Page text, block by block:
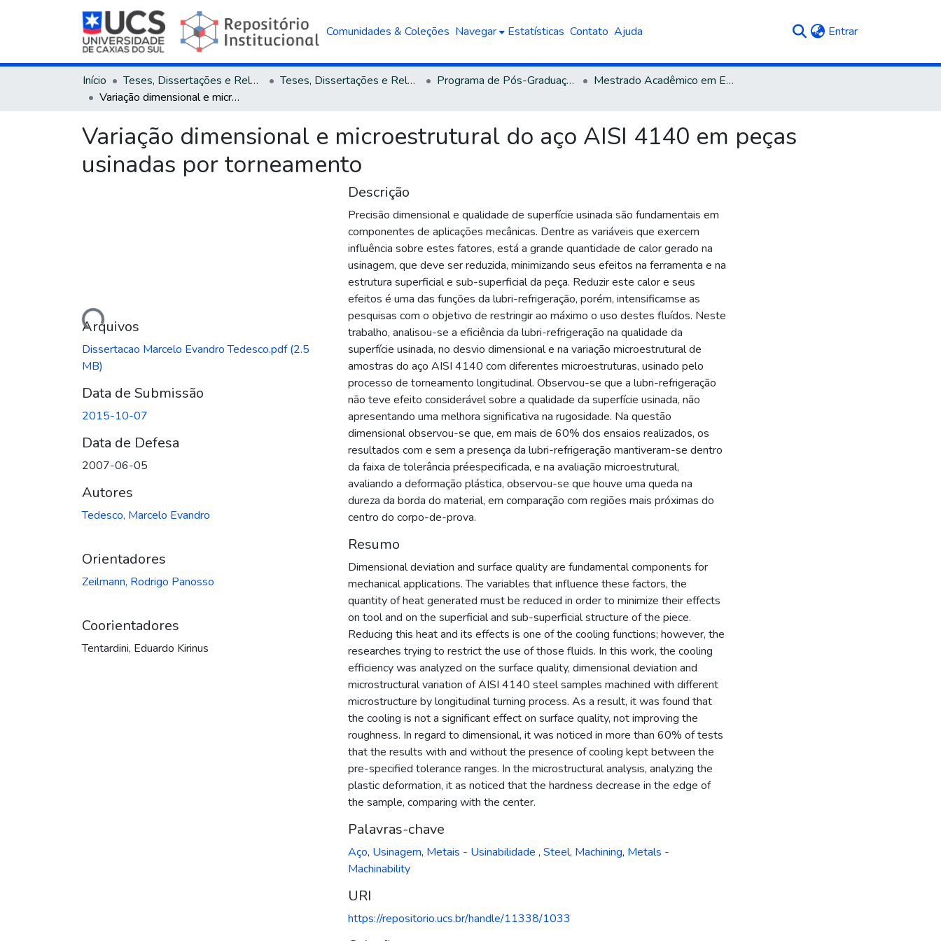
Comunidades & Coleções Navegar Estatísticas Contato Ajuda Entrar(current)
Início Teses, Dissertações e Relatórios Teses, Dissertações e Relatórios defendidos na UCS Programa de Pós-Graduação em Engenharia e Ciência dos Materiais
Mestrado Acadêmico em Engenharia e Ciência dos Materiais
Variação dimensional e microestrutural do aço AISI 4140 em peças usinadas por torneamento
Variação dimensional e microestrutural do aço AISI 4140 em peças
usinadas por torneamento
Carregando...
Arquivos
Dissertacao Marcelo Evandro Tedesco.pdf(2.5
MB)
Data de Submissão
2015-10-07
Data de Defesa
2007-06-05
Autores
Tedesco, Marcelo Evandro
Orientadores
Zeilmann, Rodrigo Panosso
Coorientadores
Tentardini, Eduardo Kirinus
Descrição
Precisão dimensional e qualidade de superfície usinada são fundamentais em
componentes de aplicações mecânicas. Dentre as variáveis que exercem
influência sobre estes fatores, está a grande quantidade de calor gerado na
usinagem, que deve ser reduzida, minimizando seus efeitos na ferramenta e na
estrutura superficial e sub-superficial da peça. Reduzir este calor e seus
efeitos é uma das funções da lubri-refrigeração, porém, intensificamse as
pesquisas com o objetivo de restringir ao máximo o uso destes fluídos. Neste
trabalho, analisou-se a eficiência da lubri-refrigeração na qualidade da
superfície usinada, no desvio dimensional e na variação microestrutural de
amostras do aço AISI 4140 com diferentes microestruturas, usinado pelo
processo de torneamento longitudinal. Observou-se que a lubri-refrigeração
não teve efeito considerável sobre a qualidade da superfície usinada, não
apresentando uma melhora significativa na rugosidade. Na questão
dimensional observou-se que, em mais de 60% dos ensaios realizados, os
resultados com e sem a presença da lubri-refrigeração mantiveram-se dentro
da faixa de tolerância préespecificada, e na avaliação microestrutural,
avaliando a deformação plástica, observou-se que houve uma queda na
dureza da borda do material, em comparação com regiões mais próximas do
centro do corpo-de-prova.
Resumo
Dimensional deviation and surface quality are fundamental components for
mechanical applications. The variables that influence these factors, the
quantity of heat generated must be reduced in order to minimize their effects
on tool and on the superficial and sub-superficial structure of the piece.
Reducing this heat and its effects is one of the cooling functions; however, the
researches trying to restrict the use of those fluids. In this work, the cooling
efficiency was analyzed on the surface quality, dimensional deviation and
microstructural variation of AISI 4140 steel samples machined with different
microstructure by longitudinal turning process. As a result, it was found that
the cooling is not a significant effect on surface quality, not improving the
roughness. In regard to dimensional, it was noticed in more than 60% of tests
that the results with and without the presence of cooling kept between the
pre-specified tolerance ranges. In the microstructural analysis, analyzing the
plastic deformation, it as noticed that the hardness decrease in the edge of
the sample, comparing with the center.
Palavras-chave
Aço, Usinagem, Metais - Usinabilidade , Steel, Machining, Metals -
Machinability
URI
https://repositorio.ucs.br/handle/11338/1033